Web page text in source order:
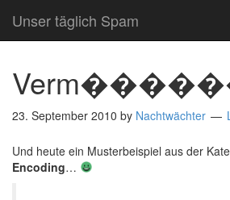
Unser täglich Spam
23. September 2010 by Nachtwächter
Und heute ein Musterbeispiel aus der
Encoding…